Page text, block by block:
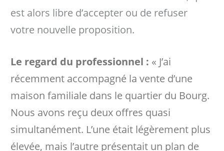
est alors libre d’accepter ou de refuser
votre nouvelle proposition.
Le regard du professionnel : « J’ai
récemment accompagné la vente d’une
maison familiale dans le quartier du Bourg.
Nous avons reçu deux offres quasi
simultanément. L’une était légèrement plus
élevée, mais l’autre présentait un plan de